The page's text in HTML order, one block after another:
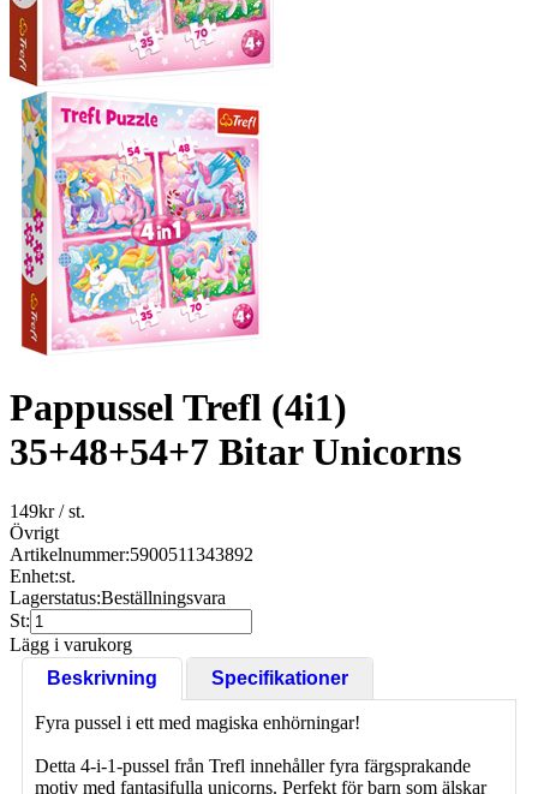
Pappussel Trefl (4i1)
35+48+54+7 Bitar Unicorns
149kr/ st.
Övrigt
Artikelnummer:5900511343892
Enhet:st.
Lagerstatus:Beställningsvara
St:
Lägg i varukorg
Beskrivning
Specifikationer
Fyra pussel i ett med magiska enhörningar!
Detta 4-i-1-pussel från Trefl innehåller fyra färgsprakande
motiv med fantasifulla unicorns. Perfekt för barn som älskar